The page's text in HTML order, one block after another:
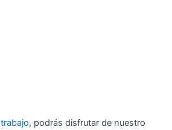
trabajo, podrás disfrutar de nuestro